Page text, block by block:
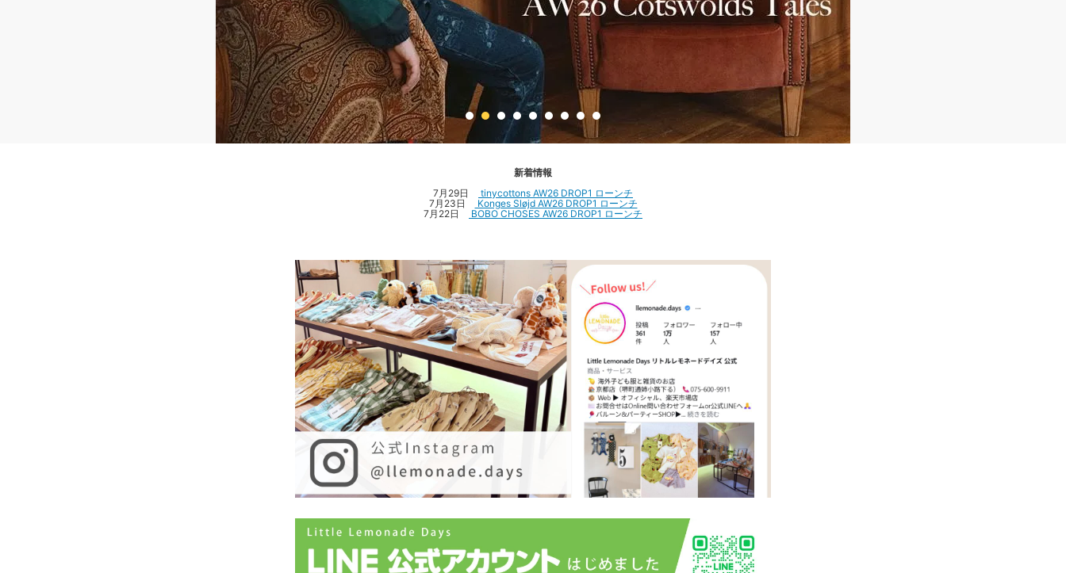
新着情報
7月29日
tinycottons AW26 DROP1 ローンチ
7月23日
Konges Sløjd AW26 DROP1 ローンチ
7月22日
BOBO CHOSES AW26 DROP1 ローンチ